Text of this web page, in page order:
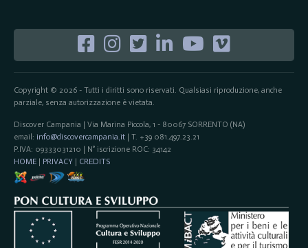
Copyright © 2026 - Tutti i diritti sono riservati. Qualsiasi riproduzione, anche
parziale, senza autorizzazione è vietata.
Discover Campania | Via Marina Piccola, 1 - 80067 SORRENTO (NA)
email: info@discovercampania.it| T. +39 081.497.23.21
P.IVA: 09333031210 | N° iscrizione ROC: 34142
HOME| PRIVACY | CREDITS